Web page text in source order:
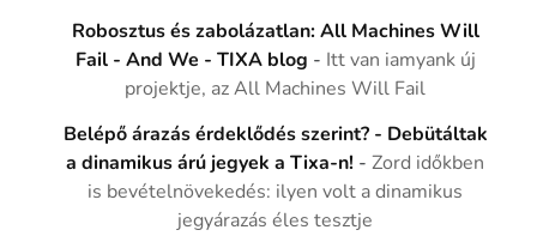
Robosztus és zabolázatlan: All Machines Will
Fail - And We - TIXA blog - Itt van iamyank új
projektje, az All Machines Will Fail
Belépő árazás érdeklődés szerint? - Debütáltak
a dinamikus árú jegyek a Tixa-n! -Zord időkben
is bevételnövekedés: ilyen volt a dinamikus
jegyárazás éles tesztje